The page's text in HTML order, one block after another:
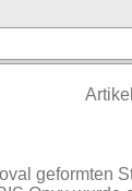
geformten